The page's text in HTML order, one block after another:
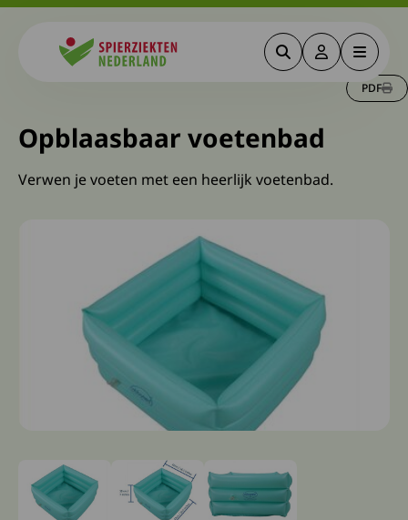
ZoekenDeze link
Menu
PDF
Opblaasbaar voetenbad
Verwen je voeten met een heerlijk voetenbad.
Ga naar slide: 0Ga naar slide: 1Ga naar slide: 2